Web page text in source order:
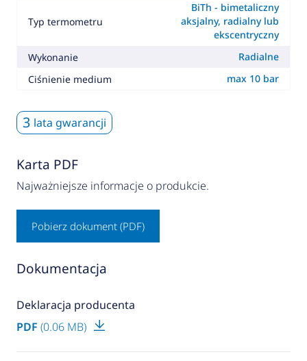
Typ termometru
BiTh - bimetaliczny
aksjalny, radialny lub
ekscentryczny
Wykonanie
Radialne
Ciśnienie medium
max 10 bar
3 lata gwarancji
Karta PDF
Najważniejsze informacje o produkcie.
Pobierz dokument (PDF)
Dokumentacja
Deklaracja producenta
PDF (0.06 MB)